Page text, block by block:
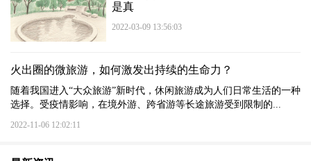
是真
2022-03-09 13:56:03
火出圈的微旅游，如何激发出持续的生命力？
随着我国进入“大众旅游”新时代，休闲旅游成为人们日常生活的一种
选择。受疫情影响，在境外游、跨省游等长途旅游受到限制的...
2022-11-06 12:02:11